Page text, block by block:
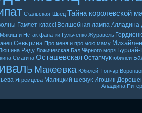
Скальская-Швец Тайна королевской
Гамлет-класс! Волшебная лампа Алладина
Мякиш и Нетак фанатки Гульченко Журавель
Севырина Про меня и про мою маму
Люшина Раду Ложичевская Бал Чёрного моря
Смагина Осташевская Остапчук юбилей
Макеевка Юбилей! Гончар
Ягремцева Малицкий шевчук Игошин
Аладдина